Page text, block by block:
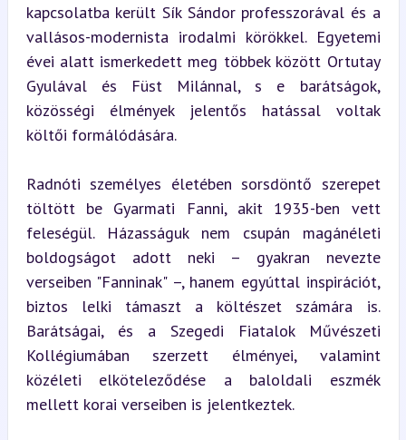
kapcsolatba került Sík Sándor professzorával és a
vallásos-modernista irodalmi körökkel. Egyetemi
évei alatt ismerkedett meg többek között Ortutay
Gyulával és Füst Milánnal, s e barátságok,
közösségi élmények jelentős hatással voltak
költői formálódására.
Radnóti személyes életében sorsdöntő szerepet
töltött be Gyarmati Fanni, akit 1935-ben vett
feleségül. Házasságuk nem csupán magánéleti
boldogságot adott neki – gyakran nevezte
verseiben "Fanninak" –, hanem egyúttal inspirációt,
biztos lelki támaszt a költészet számára is.
Barátságai, és a Szegedi Fiatalok Művészeti
Kollégiumában szerzett élményei, valamint
közéleti elköteleződése a baloldali eszmék
mellett korai verseiben is jelentkeztek.